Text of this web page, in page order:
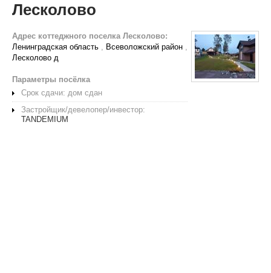
Лесколово
Адрес коттеджного поселка Лесколово:
Ленинградская область , Всеволожский район ,
Лесколово д
Параметры посёлка
Срок сдачи: дом сдан
Застройщик/девелопер/инвестор:
TANDEMIUM